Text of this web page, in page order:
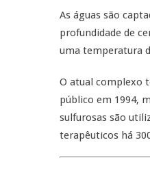
As águas são
profundidade de
uma temperatura
O atual complexo
público em 1994,
sulfurosas são
terapêuticos há